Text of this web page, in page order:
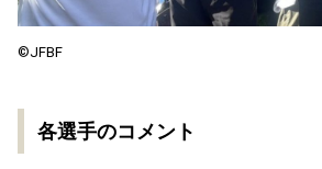
©️JFBF
各選⼿のコメント